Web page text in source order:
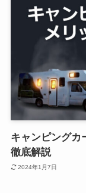
キャンピングカ
徹底解説
2024年1月7日